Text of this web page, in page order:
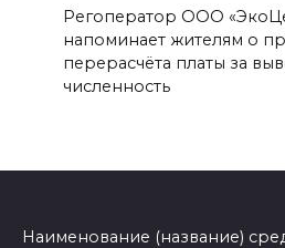
Регоператор ООО
напоминает жителям о
перерасчёта платы за
численность
Наименование (название)